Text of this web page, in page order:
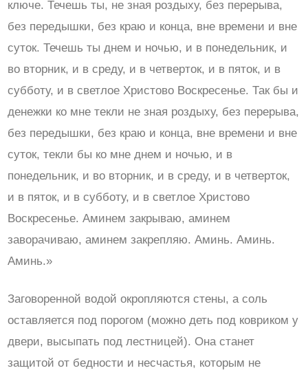
ключе. Течешь ты, не зная роздыху, без перерыва,
без передышки, без краю и конца, вне времени и вне
суток. Течешь ты днем и ночью, и в понедельник, и
во вторник, и в среду, и в четверток, и в пяток, и в
субботу, и в светлое Христово Воскресенье. Так бы и
денежки ко мне текли не зная роздыху, без перерыва,
без передышки, без краю и конца, вне времени и вне
суток, текли бы ко мне днем и ночью, и в
понедельник, и во вторник, и в среду, и в четверток,
и в пяток, и в субботу, и в светлое Христово
Воскресенье. Аминем закрываю, аминем
заворачиваю, аминем закрепляю. Аминь. Аминь.
Аминь.»
Заговоренной водой окропляются стены, а соль
оставляется под порогом (можно деть под ковриком у
двери, высыпать под лестницей). Она станет
защитой от бедности и несчастья, которым не